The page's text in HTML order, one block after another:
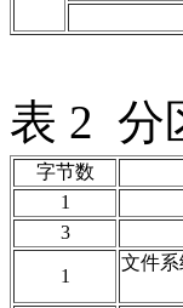
表 2 分
字节数
1
3
1
文件系